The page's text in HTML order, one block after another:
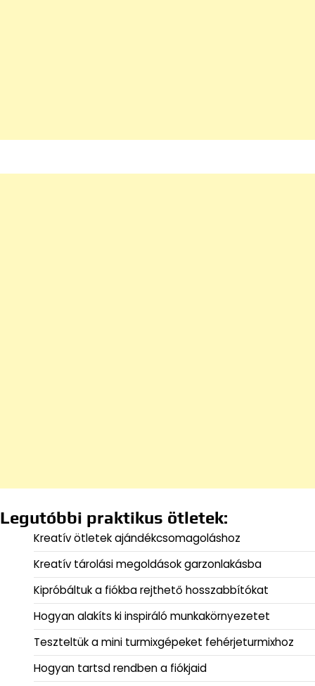
Legutóbbi praktikus ötletek:
Kreatív ötletek ajándékcsomagoláshoz
Kreatív tárolási megoldások garzonlakásba
Kipróbáltuk a fiókba rejthető hosszabbítókat
Hogyan alakíts ki inspiráló munkakörnyezetet
Teszteltük a mini turmixgépeket fehérjeturmixhoz
Hogyan tartsd rendben a fiókjaid